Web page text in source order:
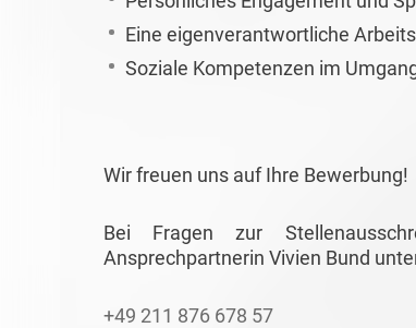
Eine eigenverantwortliche
Soziale Kompetenzen im
Wir freuen uns auf Ihre Bewerbung!
Bei Fragen zur
Ansprechpartnerin Vivien Bund
+49 211 876 678 57